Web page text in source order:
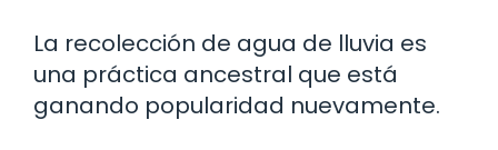
La recolección de agua de lluvia es
una práctica ancestral que está
ganando popularidad nuevamente.